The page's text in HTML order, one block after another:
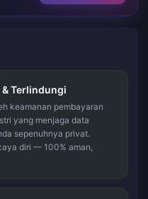
& Terlindungi
keamanan pembayaran
yang menjaga data
sepenuhnya privat.
diri — 100% aman,